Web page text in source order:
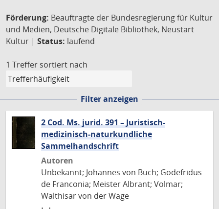
Förderung: Beauftragte der Bundesregierung für Kultur
und Medien, Deutsche Digitale Bibliothek, Neustart
Kultur | Status: laufend
1 Treffer sortiert nach
Filter anzeigen
2 Cod. Ms. jurid. 391 – Juristisch-
medizinisch-naturkundliche
Sammelhandschrift
Autoren
Unbekannt; Johannes von Buch; Godefridus
de Franconia; Meister Albrant; Volmar;
Walthisar von der Wage